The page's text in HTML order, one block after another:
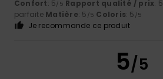
Confort: 5/5 Rapport qualité / prix: 5
parfaite Matière: 5 /5 Coloris: 5 /5
Je recommande ce produit
5/5